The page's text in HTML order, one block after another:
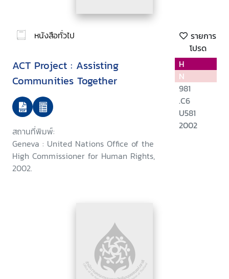
หนังสือทั่วไป
รายการ
โปรด
ACT Project : Assisting
Communities Together
สถานที่พิมพ์:
Geneva : United Nations Office of the
High Commissioner for Human Rights,
2002.
H
N
981
.C6
U581
2002